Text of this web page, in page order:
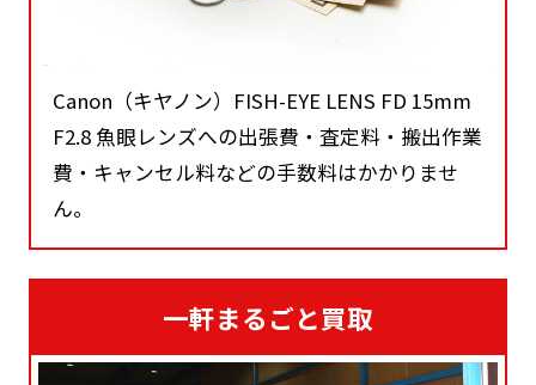
Canon（キヤノン）FISH-EYE LENS FD 15mm
F2.8 魚眼レンズへの出張費・査定料・搬出作業
費・キャンセル料などの手数料はかかりませ
ん。
一軒まるごと買取